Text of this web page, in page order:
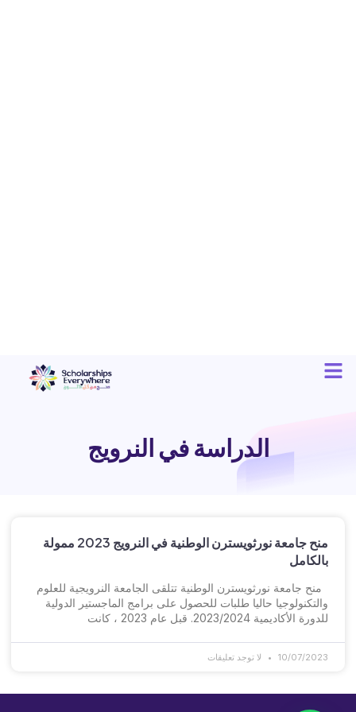
الدراسة في النرويج
منح جامعة نورثويسترن الوطنية في النرويج 2023 ممولة
بالكامل
منح جامعة نورثويسترن الوطنية تتلقى الجامعة النرويجية للعلوم
والتكنولوجيا حاليا طلبات للحصول على برامج الماجستير الدولية
للدورة الأكاديمية 2023/2024. قبل عام 2023 ، كانت
10/07/2023 لا توجد تعليقات